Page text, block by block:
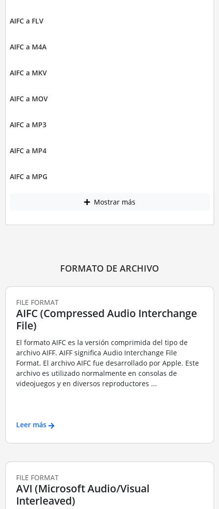
AIFC a FLV
AIFC a M4A
AIFC a MKV
AIFC a MOV
AIFC a MP3
AIFC a MP4
AIFC a MPG
Mostrar más
FORMATO DE ARCHIVO
FILE FORMAT
AIFC (Compressed Audio Interchange
File)
El formato AIFC es la versión comprimida del tipo de
archivo AIFF. AIFF significa Audio Interchange File
Format. El archivo AIFC fue desarrollado por Apple. Este
archivo es utilizado normalmente en consolas de
videojuegos y en diversos reproductores ...
Leer más
FILE FORMAT
AVI (Microsoft Audio/Visual
Interleaved)